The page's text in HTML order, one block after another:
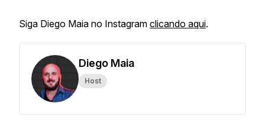
Siga Diego Maia no Instagram clicando aqui.
Diego Maia
Host